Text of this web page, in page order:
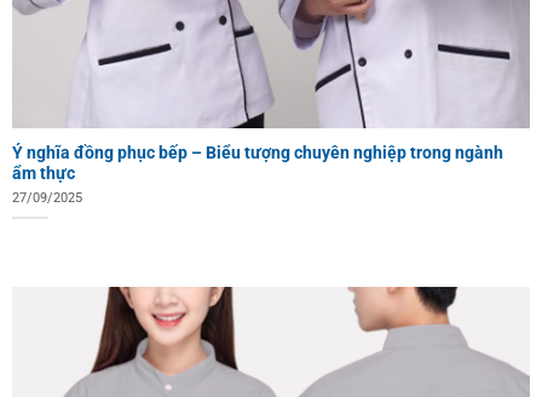
Ý nghĩa đồng phục bếp – Biểu tượng chuyên nghiệp trong ngành
ẩm thực
27/09/2025